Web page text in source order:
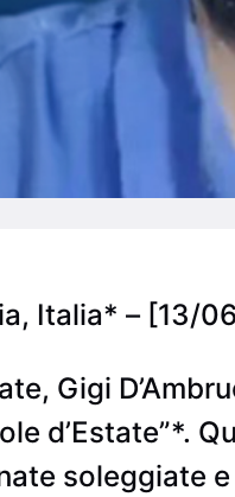
Italia* – [13/
Gigi
d’Estate”*.
soleggiate